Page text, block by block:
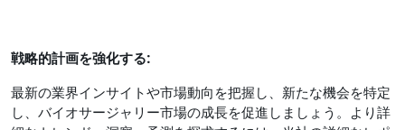
戦略的計画を強化する:
最新の業界インサイトや市場動向を把握し、新たな機会を特定
し、バイオサージャリー市場の成長を促進しましょう。より詳